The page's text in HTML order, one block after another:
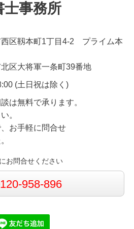
士事務所
西区靱本町1丁目4-2 プライム本
区大将軍一条町39番地
(土日祝は除く)
は無料で承ります。
。
お手軽に問合せ
お問合せください
958-896